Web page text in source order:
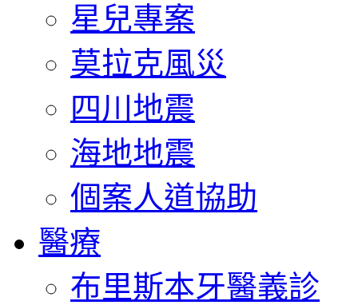
星兒專案
莫拉克風災
四川地震
海地地震
個案人道協助
醫療
布里斯本牙醫義診